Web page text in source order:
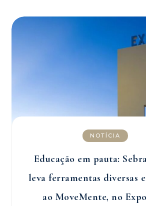
NOTÍCIA
Educação em pauta:
leva ferramentas diversas
ao MoveMente, no